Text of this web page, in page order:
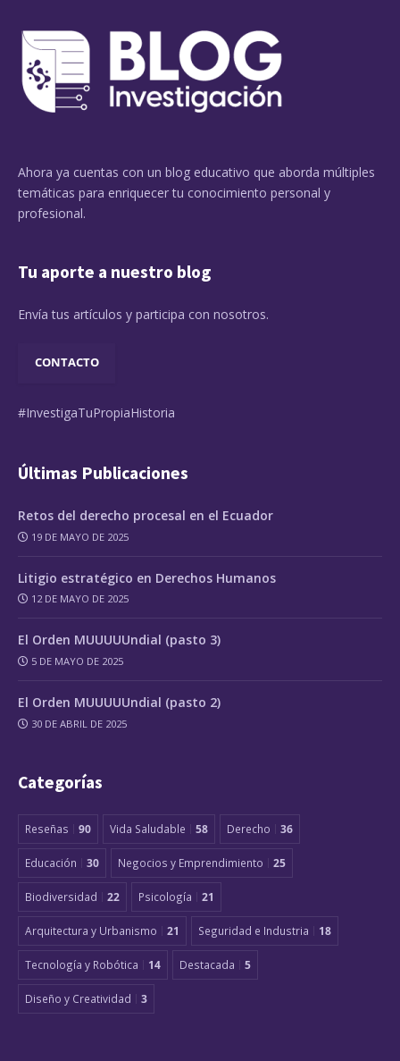
Ahora ya cuentas con un blog educativo que aborda múltiples
temáticas para enriquecer tu conocimiento personal y
profesional.
Tu aporte a nuestro blog
Envía tus artículos y participa con nosotros.
CONTACTO
#InvestigaTuPropiaHistoria
Últimas Publicaciones
Retos del derecho procesal en el Ecuador
19 DE MAYO DE 2025
Litigio estratégico en Derechos Humanos
12 DE MAYO DE 2025
El Orden MUUUUUndial (pasto 3)
5 DE MAYO DE 2025
El Orden MUUUUUndial (pasto 2)
30 DE ABRIL DE 2025
Categorías
Reseñas 90 Vida Saludable 58 Derecho 36
Educación 30 Negocios y Emprendimiento 25
Biodiversidad 22 Psicología 21
Arquitectura y Urbanismo 21 Seguridad e Industria 18
Tecnología y Robótica 14 Destacada 5
Diseño y Creatividad 3